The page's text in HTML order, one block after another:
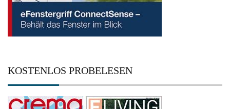
KOSTENLOS PROBELESEN